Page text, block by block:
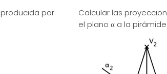
por
Calcular las
el plano α a la pirámide.